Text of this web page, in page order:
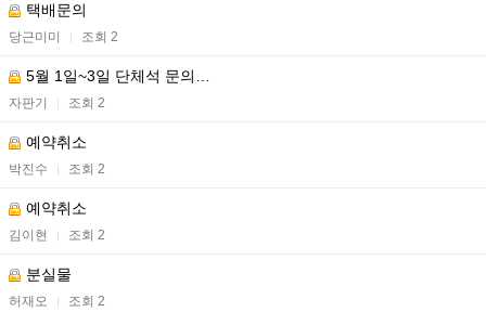
택배문의
당근미미 | 조회 2
5월 1일~3일 단체석 문의…
자판기 | 조회 2
예약취소
박진수 | 조회 2
예약취소
김이현 | 조회 2
분실물
허재오 | 조회 2